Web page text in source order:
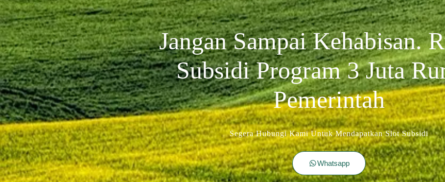
Jangan Sampai Kehabisan.
Subsidi Program 3 Juta
Pemerintah
Segera Hubungi Kami Untuk Mendapatkan Slot Subsidi
Whatsapp